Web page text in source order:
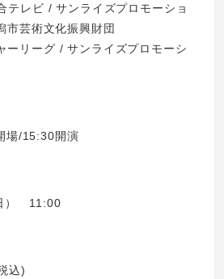
テレビ / サンライズプロモーショ
市芸術文化振興財団
ーリーグ / サンライズプロモーシ
場/15:30開演
） 11:00
込)